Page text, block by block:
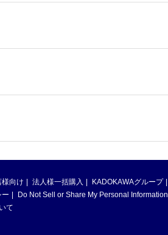
様向け 法人様一括購入
KADOKAWAグループ
ー
Do Not Sell or Share My Personal Information
て